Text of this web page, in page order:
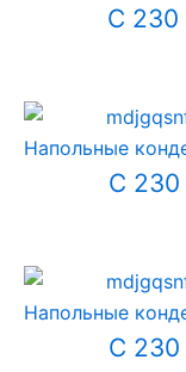
C 230
Напольные
C 230
Напольные
C 230